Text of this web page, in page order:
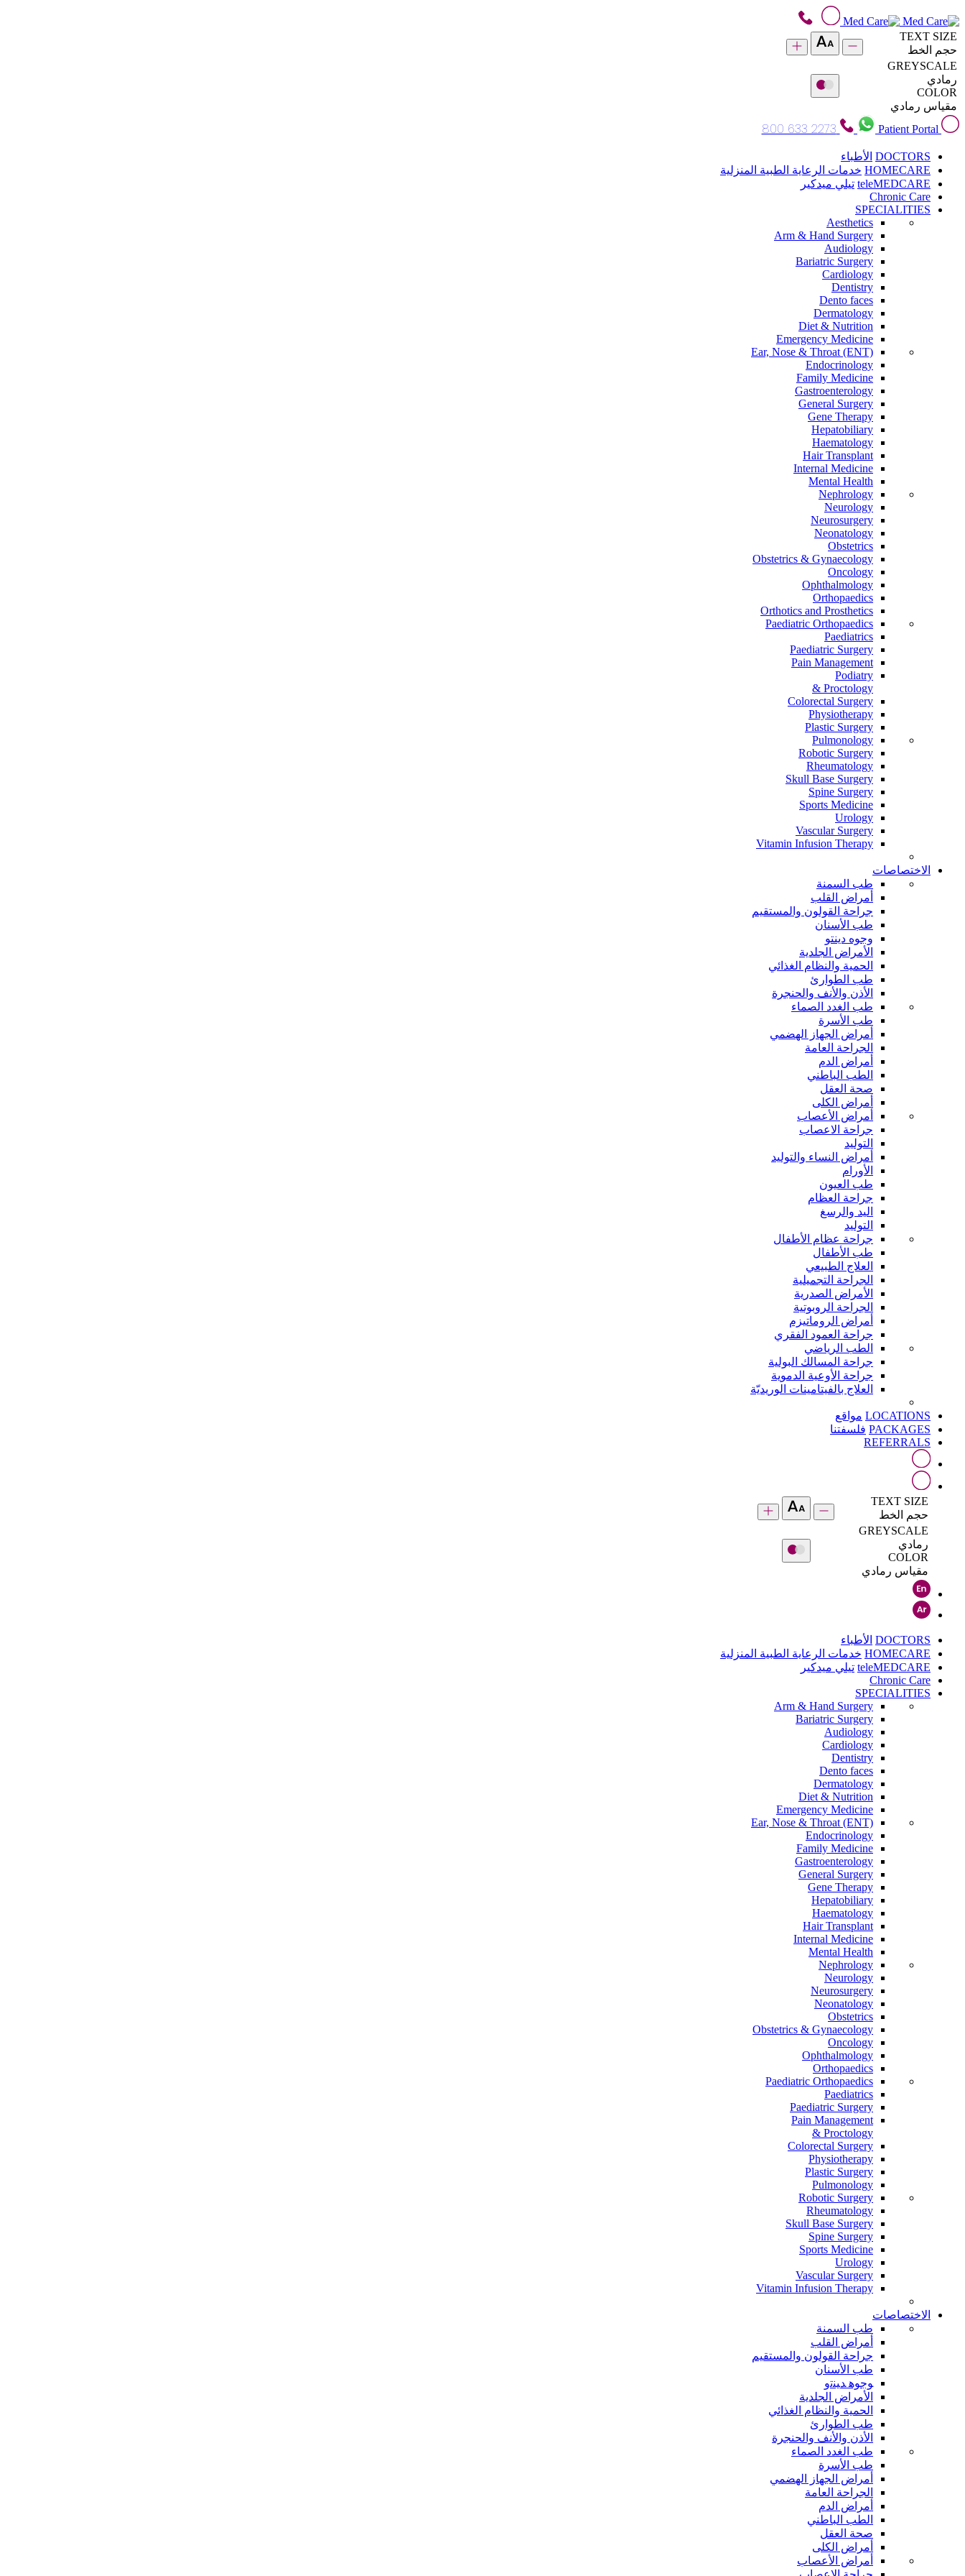
TEXT SIZE
حجم الخط
GREYSCALE
رمادي
COLOR
مقياس رمادي
Patient Portal
800 633 2273
DOCTORS الأطباء
HOMECARE خدمات الرعاية الطبية المنزلية
teleMEDCARE تيلي ميدكير
Chronic Care
SPECIALITIES
Aesthetics
Arm & Hand Surgery
Audiology
Bariatric Surgery
Cardiology
Dentistry
Dento faces
Dermatology
Diet & Nutrition
Emergency Medicine
Ear, Nose & Throat (ENT)
Endocrinology
Family Medicine
Gastroenterology
General Surgery
Gene Therapy
Hepatobiliary
Haematology
Hair Transplant
Internal Medicine
Mental Health
Nephrology
Neurology
Neurosurgery
Neonatology
Obstetrics
Obstetrics & Gynaecology
Oncology
Ophthalmology
Orthopaedics
Orthotics and Prosthetics
Paediatric Orthopaedics
Paediatrics
Paediatric Surgery
Pain Management
Podiatry
Proctology &
Colorectal Surgery
Physiotherapy
Plastic Surgery
Pulmonology
Robotic Surgery
Rheumatology
Skull Base Surgery
Spine Surgery
Sports Medicine
Urology
Vascular Surgery
Vitamin Infusion Therapy
الاختصاصات
طب السمنة
أمراض القلب
جراحة القولون والمستقيم
طب الأسنان
وجوه دينتو
الأمراض الجلدية
الحمية والنظام الغذائي
طب الطوارئ
الأذن والأنف والحنجرة
طب الغدد الصماء
طب الأسرة
أمراض الجهاز الهضمي
الجراحة العامة
أمراض الدم
الطب الباطني
صحة العقل
أمراض الكلى
أمراض الأعصاب
جراحة الاعصاب
التوليد
أمراض النساء والتوليد
الأورام
طب العيون
جراحة العظام
اليد والرسغ
التوليد
جراحة عظام الأطفال
طب الأطفال
العلاج الطبيعي
الجراحة التجميلية
الأمراض الصدرية
الجراحة الروبوتية
أمراض الروماتيزم
جراحة العمود الفقري
الطب الرياضي
جراحة المسالك البولية
جراحة الأوعية الدموية
العلاج بالفيتامينات الوريديّة
LOCATIONS مواقع
PACKAGES فلسفتنا
REFERRALS
TEXT SIZE
حجم الخط
GREYSCALE
رمادي
COLOR
مقياس رمادي
DOCTORS الأطباء
HOMECARE خدمات الرعاية الطبية المنزلية
teleMEDCARE تيلي ميدكير
Chronic Care
SPECIALITIES
Arm & Hand Surgery
Bariatric Surgery
Audiology
Cardiology
Dentistry
Dento faces
Dermatology
Diet & Nutrition
Emergency Medicine
Ear, Nose & Throat (ENT)
Endocrinology
Family Medicine
Gastroenterology
General Surgery
Gene Therapy
Hepatobiliary
Haematology
Hair Transplant
Internal Medicine
Mental Health
Nephrology
Neurology
Neurosurgery
Neonatology
Obstetrics
Obstetrics & Gynaecology
Oncology
Ophthalmology
Orthopaedics
Paediatric Orthopaedics
Paediatrics
Paediatric Surgery
Pain Management
Proctology &
Colorectal Surgery
Physiotherapy
Plastic Surgery
Pulmonology
Robotic Surgery
Rheumatology
Skull Base Surgery
Spine Surgery
Sports Medicine
Urology
Vascular Surgery
Vitamin Infusion Therapy
الاختصاصات
طب السمنة
أمراض القلب
جراحة القولون والمستقيم
طب الأسنان
ﻮﺟﻮﻫ ﺪﻴﻨﺗﻭ
الأمراض الجلدية
الحمية والنظام الغذائي
طب الطوارئ
الأذن والأنف والحنجرة
طب الغدد الصماء
طب الأسرة
أمراض الجهاز الهضمي
الجراحة العامة
أمراض الدم
الطب الباطني
صحة العقل
أمراض الكلى
أمراض الأعصاب